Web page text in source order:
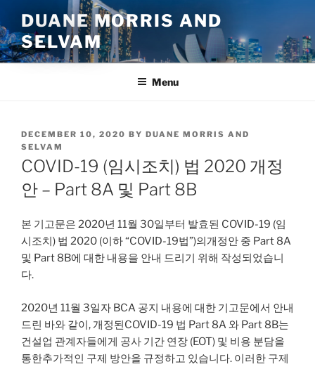
to
content
DUANE MORRIS AND
SELVAM
Menu
POSTED
ON
DECEMBER 10, 2020 BY DUANE MORRIS AND
SELVAM
COVID-19 (임시조치) 법 2020 개정
안 – Part 8A 및 Part 8B
본 기고문은 2020년 11월 30일부터 발효된 COVID-19 (임
시조치) 법 2020 (이하 “COVID-19법”)의개정안 중 Part 8A
및 Part 8B에 대한 내용을 안내 드리기 위해 작성되었습니
다.
2020년 11월 3일자 BCA 공지 내용에 대한 기고문에서 안내
드린 바와 같이, 개정된COVID-19 법 Part 8A 와 Part 8B는
건설업 관계자들에게 공사 기간 연장 (EOT) 및 비용 분담을
통한추가적인 구제 방안을 규정하고 있습니다. 이러한 구제